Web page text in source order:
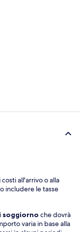
all'arrivo o alla
includere le tasse
soggiorno che dovrà
varia in base alla